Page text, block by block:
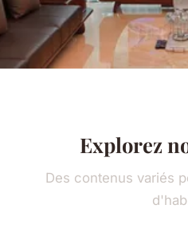
Explorez
Des contenus variés